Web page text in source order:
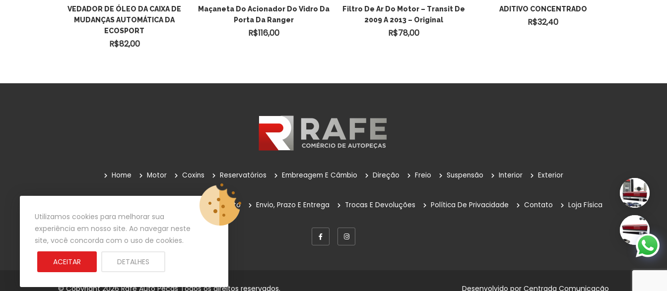
VEDADOR DE ÓLEO DA CAIXA DE
MUDANÇAS AUTOMÁTICA DA
ECOSPORT
R$82,00
ADICIONAR AO
CARRINHO
Maçaneta Do Acionador Do Vidro Da
Porta Da Ranger
R$116,00
Filtro De Ar Do Motor – Transit De
2009 A 2013 – Original
R$78,00
ADICIONAR AO
ADITIVO CONCENTRADO
R$32,40
Home Motor Coxins Reservatórios Embreagem E Câmbio Direção Freio Suspensão Interior Exterior
Pagamento Envio, Prazo E Entrega Trocas E Devoluções Política De Privacidade Contato Loja Física
© Copyright 2026Rafe Auto PeçasTodos os direitos reservados. Desenvolvido por Centrada Comunicação
Utilizamos cookies para melhorar sua
experiência em nosso site. Ao navegar neste
site, você concorda com o uso de cookies.
ACEITAR DETALHES